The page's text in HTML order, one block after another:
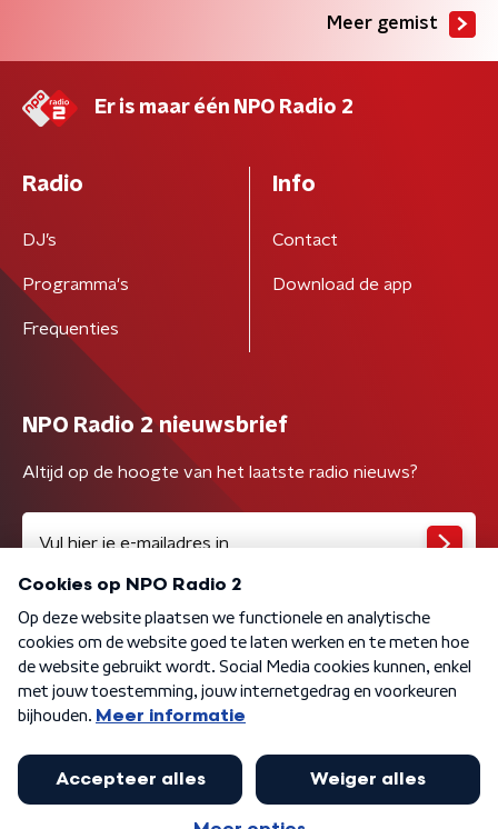
Meer gemist
Er is maar één NPO Radio 2
Radio
DJ’s
Programma's
Frequenties
Info
Contact
Download de app
NPO Radio 2 nieuwsbrief
Altijd op de hoogte van het laatste radio nieuws?
Algemene voorwaarden